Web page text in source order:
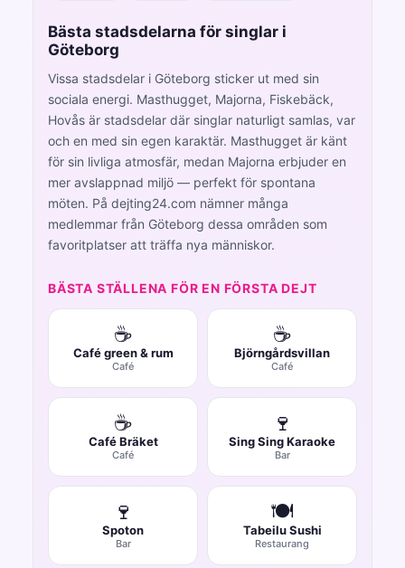
Bästa stadsdelarna för singlar i
Göteborg
Vissa stadsdelar i Göteborg sticker ut med sin
sociala energi. Masthugget, Majorna, Fiskebäck,
Hovås är stadsdelar där singlar naturligt samlas, var
och en med sin egen karaktär. Masthugget är känt
för sin livliga atmosfär, medan Majorna erbjuder en
mer avslappnad miljö — perfekt för spontana
möten. På dejting24.com nämner många
medlemmar från Göteborg dessa områden som
favoritplatser att träffa nya människor.
BÄSTA STÄLLENA FÖR EN FÖRSTA DEJT
☕
Café green & rum
Café
☕
Björngårdsvillan
Café
☕
Café Bräket
Café
🍷
Sing Sing Karaoke
Bar
🍷
Spoton
Bar
🍽️
Tabeilu Sushi
Restaurang